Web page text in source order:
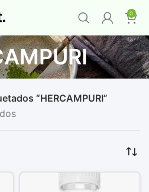
0
“HERCAMPURI”
12 unidades y llévate 1
¡LO QUIERO YA